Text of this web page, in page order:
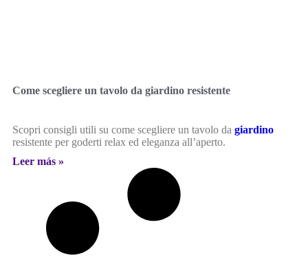
Come scegliere un tavolo da giardino resistente
Scopri consigli utili su come scegliere un tavolo da giardino
resistente per goderti relax ed eleganza all’aperto.
Leer más »